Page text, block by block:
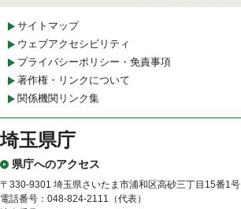
サイトマップ
ウェブアクセシビリティ
プライバシーポリシー・免責事項
著作権・リンクについて
関係機関リンク集
埼玉県庁
県庁へのアクセス
〒330-9301 埼玉県さいたま市浦和区高砂三丁目15番1号
電話番号：048-824-2111（代表）